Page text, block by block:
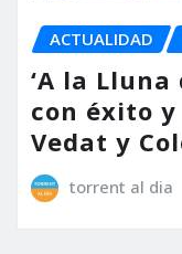
ACTUALIDAD
‘A la
con éxito
Vedat y
torrent al dia